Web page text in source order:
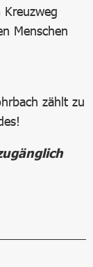
Menschen
zählt zu